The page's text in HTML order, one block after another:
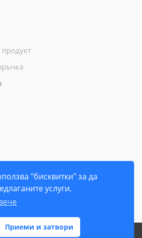
"бисквитки" за да
услуги.
Приеми и затвори